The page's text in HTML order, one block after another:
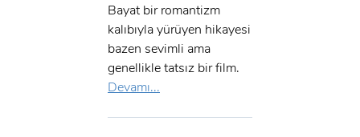
Bayat bir romantizm
kalıbıyla yürüyen hikayesi
bazen sevimli ama
genellikle tatsız bir film.
Devamı...